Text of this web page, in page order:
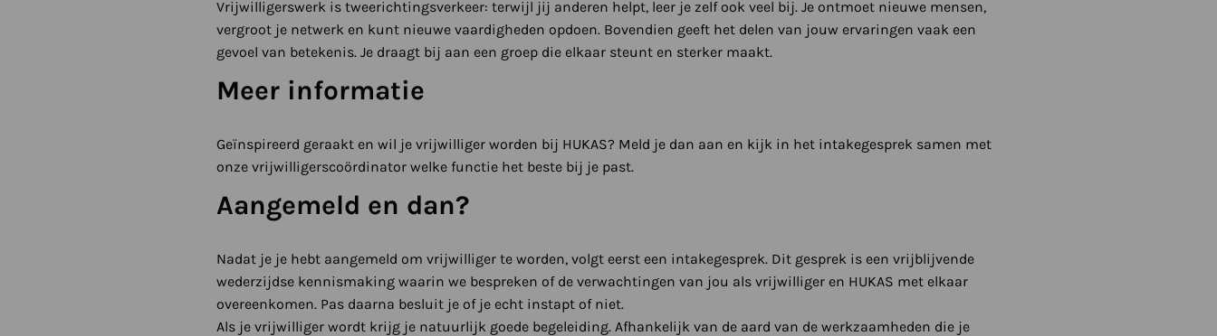
Vrijwilligerswerk is tweerichtingsverkeer: terwijl jij anderen helpt, leer je zelf ook veel bij. Je ontmoet nieuwe mensen,
vergroot je netwerk en kunt nieuwe vaardigheden opdoen. Bovendien geeft het delen van jouw ervaringen vaak een
gevoel van betekenis. Je draagt bij aan een groep die elkaar steunt en sterker maakt.
Meer informatie
Geïnspireerd geraakt en wil je vrijwilliger worden bij HUKAS? Meld je dan aan en kijk in het intakegesprek samen met
onze vrijwilligerscoördinator welke functie het beste bij je past.
Aangemeld en dan?
Nadat je je hebt aangemeld om vrijwilliger te worden, volgt eerst een intakegesprek. Dit gesprek is een vrijblijvende
wederzijdse kennismaking waarin we bespreken of de verwachtingen van jou als vrijwilliger en HUKAS met elkaar
overeenkomen. Pas daarna besluit je of je echt instapt of niet.
Als je vrijwilliger wordt krijg je natuurlijk goede begeleiding. Afhankelijk van de aard van de werkzaamheden die je